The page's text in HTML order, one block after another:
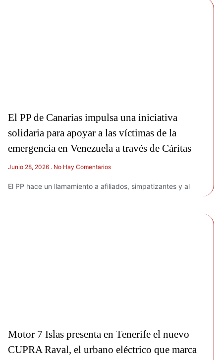
El PP de Canarias impulsa una iniciativa
solidaria para apoyar a las víctimas de la
emergencia en Venezuela a través de Cáritas
Junio 28, 2026 No Hay Comentarios
El PP hace un llamamiento a afiliados, simpatizantes y al
Motor 7 Islas presenta en Tenerife el nuevo
CUPRA Raval, el urbano eléctrico que marca